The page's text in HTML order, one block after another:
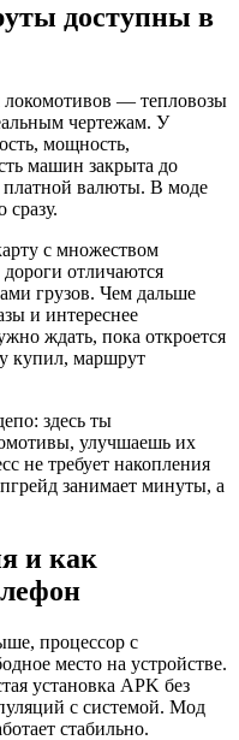
доступны в
— тепловозы
чертежам. У
мощность,
машин закрыта до
платной валюты. В моде
сразу.
с множеством
отличаются
грузов. Чем дальше
и интереснее
ждать, пока откроется
купил, маршрут
здесь ты
улучшаешь их
не требует накопления
занимает минуты, а
и как
процессор с
место на устройстве.
установка APK без
с системой. Мод
стабильно.